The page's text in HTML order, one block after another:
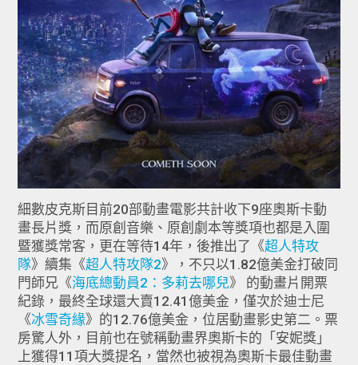
細數皮克斯目前20部動畫電影共計收下9座奧斯卡動
畫長片獎，而原創音樂、原創劇本等獎項也都是入圍
暨獲獎常客，更在等待14年，後推出了《超人特攻
隊》續集《超人特攻隊2》，不只以1.82億美金打破同
門師兄《海底總動員2：多莉去哪兒》 的動畫片開票
紀錄，最終全球還大賣12.41億美金，僅次於迪士尼
《冰雪奇緣》的12.76億美金，位居動畫影史第二。票
房驚人外，目前也在號稱動畫界奧斯卡的「安妮獎」
上獲得11項大獎提名，當然也被視為奧斯卡最佳動畫